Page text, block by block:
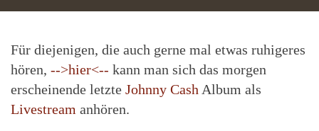
Für diejenigen, die auch gerne mal etwas ruhigeres
hören, -->hier<-- kann man sich das morgen
erscheinende letzte Johnny Cash Album als
Livestream anhören.